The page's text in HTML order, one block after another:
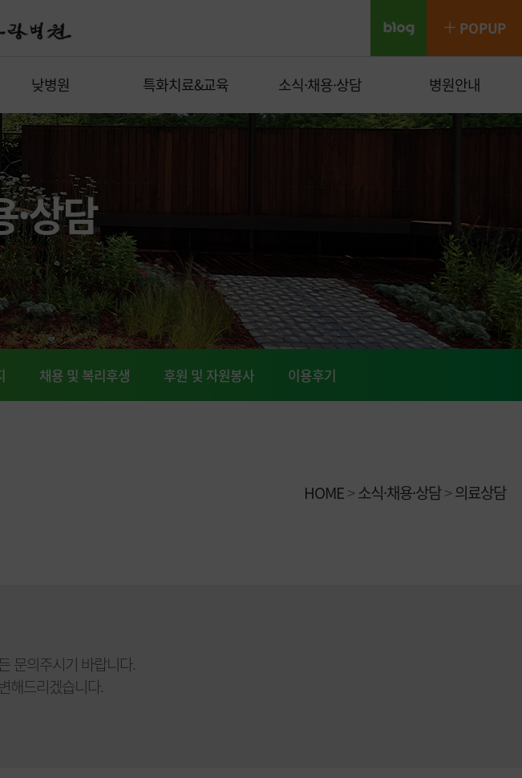
낮병원 특화치료&교육 소식·채용·상담 병원안내
POPUP
·상담
채용 및 복리후생 후원 및 자원봉사 이용후기
HOME>소식·채용·상담>의료상담
문의주시기 바랍니다.
해드리겠습니다.